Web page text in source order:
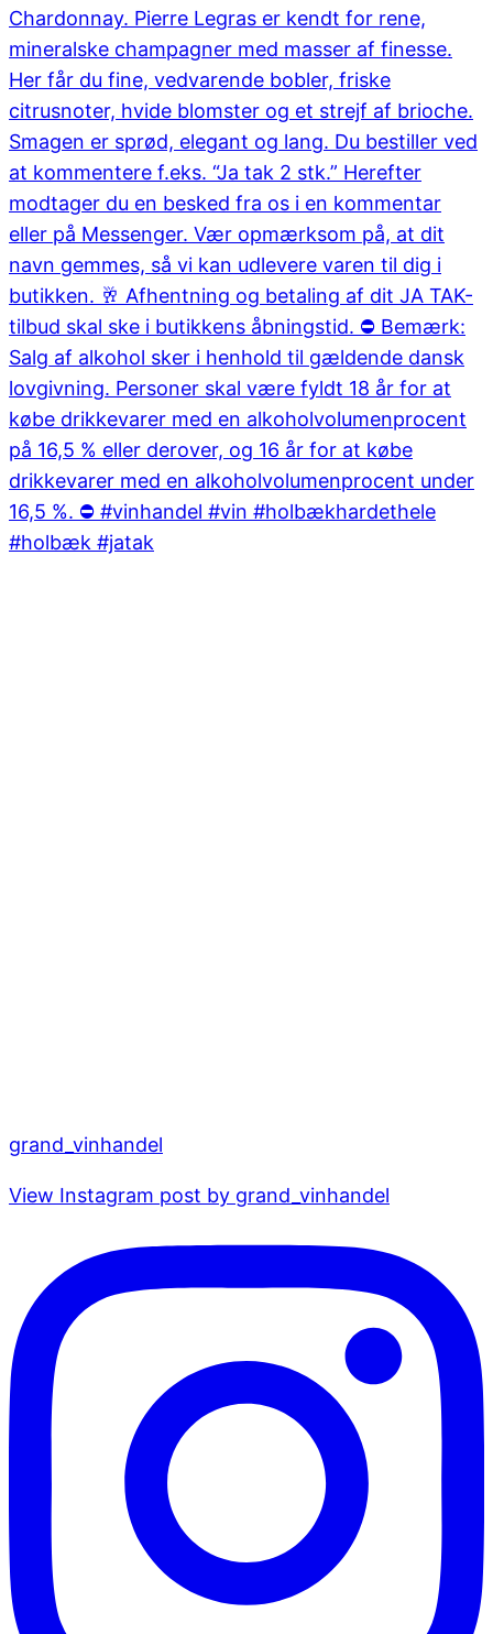
grand_vinhandel
View Instagram post by grand_vinhandel